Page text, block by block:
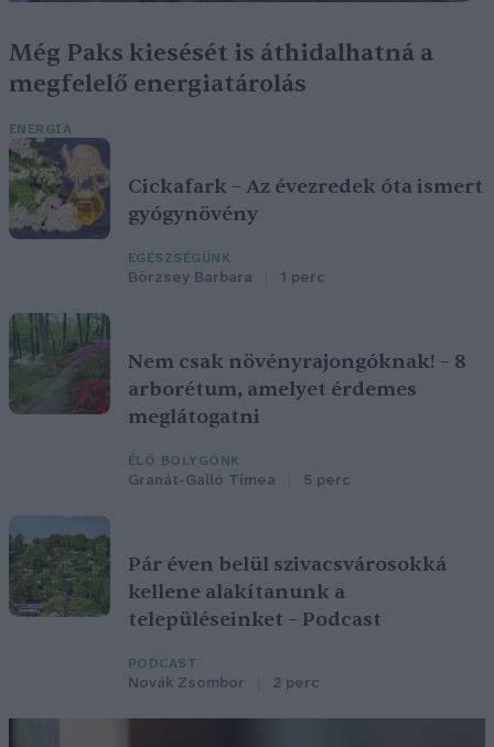
Még Paks kiesését is áthidalhatná a
megfelelő energiatárolás
ENERGIA
Cickafark – Az évezredek óta ismert
gyógynövény
EGÉSZSÉGÜNK
Börzsey Barbara 1 perc
Nem csak növényrajongóknak! – 8
arborétum, amelyet érdemes
meglátogatni
ÉLŐ BOLYGÓNK
Granát-Galló Tímea 5 perc
Pár éven belül szivacsvárosokká
kellene alakítanunk a
településeinket – Podcast
PODCAST
Novák Zsombor 2 perc